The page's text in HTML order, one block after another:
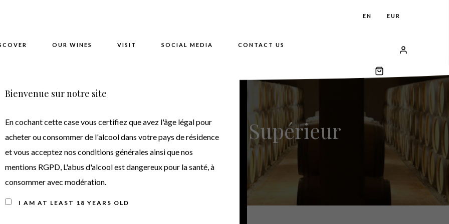
OUR WINES VISIT SOCIAL MEDIA CONTACT US
EN EUR
2020 • Cru Bourgeois Supérieur
2020
Bienvenue sur notre site
En cochant cette case vous certifiez que avez l'âge légal pour
acheter ou consommer de l'alcool dans votre pays de résidence
et vous acceptez nos conditions générales ainsi que nos
mentions RGPD, L'abus d'alcool est dangereux pour la santé, à
consommer avec modération.
I AM AT LEAST 18 YEARS OLD